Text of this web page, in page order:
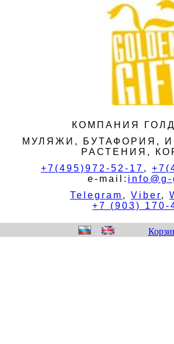
КОМПАНИЯ
МУЛЯЖИ, БУТАФОРИЯ,
РАСТЕНИЯ,
+7(495)972-52-17 ,
e-mail:
Telegram , Viber,
+7 (903) 170-